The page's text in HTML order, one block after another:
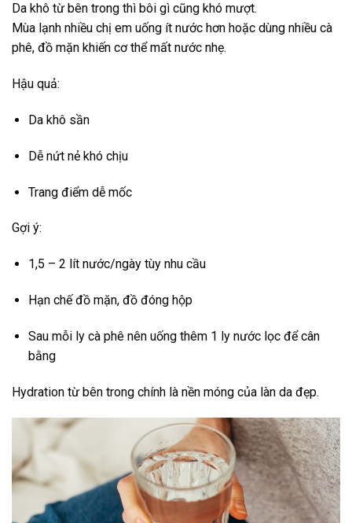
Da khô từ bên trong thì bôi gì cũng khó mượt.
Mùa lạnh nhiều chị em uống ít nước hơn hoặc dùng nhiều cà
phê, đồ mặn khiến cơ thể mất nước nhẹ.
Hậu quả:
Da khô sần
Dễ nứt nẻ khó chịu
Trang điểm dễ mốc
Gợi ý:
1,5 – 2 lít nước/ngày tùy nhu cầu
Hạn chế đồ mặn, đồ đóng hộp
Sau mỗi ly cà phê nên uống thêm 1 ly nước lọc để cân
bằng
Hydration từ bên trong chính là nền móng của làn da đẹp.